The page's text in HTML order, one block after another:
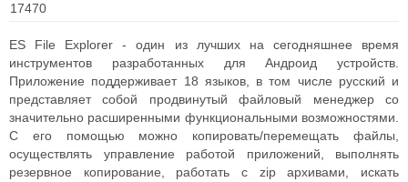
17470
ES File Explorer - один из лучших на сегодняшнее время
инструментов разработанных для Андроид устройств.
Приложение поддерживает 18 языков, в том числе русский и
представляет собой продвинутый файловый менеджер со
значительно расширенными функциональными возможностями.
С его помощью можно копировать/перемещать файлы,
осуществлять управление работой приложений, выполнять
резервное копирование, работать с zip архивами, искать